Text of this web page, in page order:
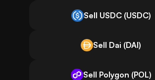
Sell USDC (USDC)
Sell Dai (DAI)
Sell Polygon (POL)